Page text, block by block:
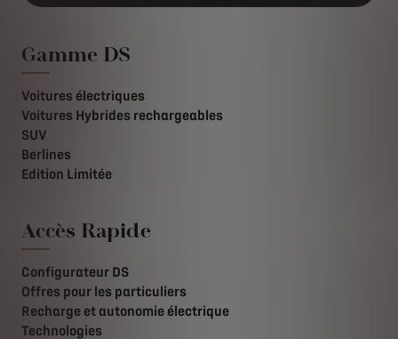
Gamme DS
Voitures électriques
Voitures Hybrides rechargeables
SUV
Berlines
Edition Limitée
Accès Rapide
Configurateur DS
Offres pour les particuliers
Recharge et autonomie électrique
Technologies